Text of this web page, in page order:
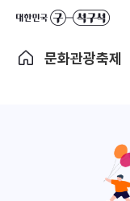
문화관광축제